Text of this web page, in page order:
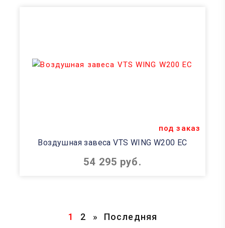
под заказ
Воздушная завеса VTS WING W200 EC
54 295 руб.
1 2 » Последняя